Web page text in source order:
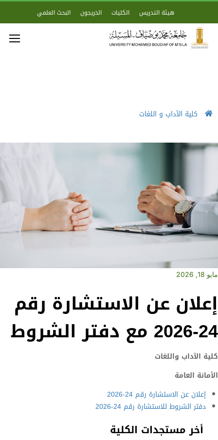
هيئة التدريس الكليات الخريجون البحث العلمي
كلية الآداب و اللغات
أخر مستجدات الكلية
مايو 18, 2026
إعلان عن الاستشارة رقم
24-2026 مع دفتر الشروط
كلية الآداب واللغات
الأمانة العامة
إعلان عن الاستشارة رقم 24-2026
دفتر الشروط للاستشارة رقم 24-2026